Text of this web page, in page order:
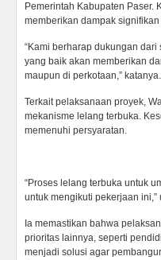
Pemerintah Kabupaten Paser.
memberikan dampak
“Kami berharap dukungan
yang baik akan memberikan
maupun di perkotaan,” katanya.
Terkait pelaksanaan proyek,
mekanisme lelang terbuka.
memenuhi persyaratan.
“Proses lelang terbuka untuk
untuk mengikuti pekerjaan ini,”
Ia memastikan bahwa
prioritas lainnya, seperti
menjadi solusi agar